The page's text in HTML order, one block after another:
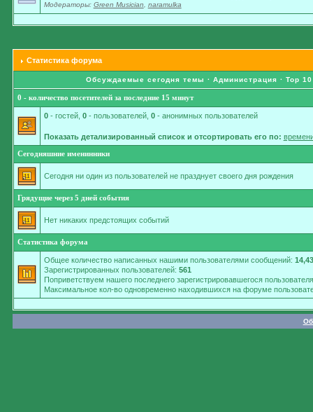
Модераторы: Green Musician naramulka
Статистика форума
Обсуждаемые сегодня темы · Администрация · Top
0 - количество посетителей за последние 15 минут
0- гостей, 0- пользователей, 0- анонимных пользователей
Показать детализированный список и отсортировать его по:
Сегодняшние именинники
Сегодня ни один из пользователей не празднует своего дня рождения
Грядущие через 5 дней события
Нет никаких предстоящих событий
Статистика форума
Общее количество написанных нашими пользователями сообщений:
Зарегистрированных пользователей: 561
Поприветствуем нашего последнего зарегистрировавшегося
Максимальное кол-во одновременно находившихся на форуме